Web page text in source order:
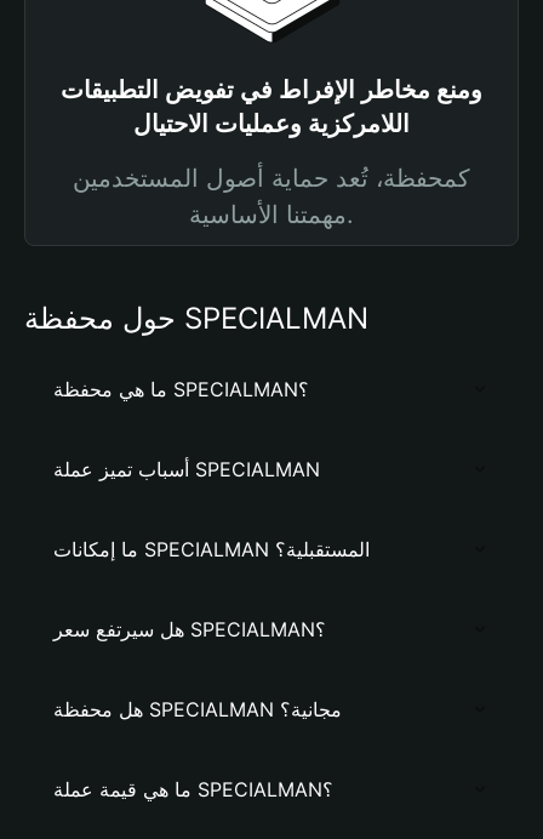
ومنع مخاطر الإفراط في تفويض التطبيقات
اللامركزية وعمليات الاحتيال
كمحفظة، تُعد حماية أصول المستخدمين
مهمتنا الأساسية.
حول محفظة SPECIALMAN
ما هي محفظة SPECIALMAN؟
أسباب تميز عملة SPECIALMAN
ما إمكانات SPECIALMAN المستقبلية؟
هل سيرتفع سعر SPECIALMAN؟
هل محفظة SPECIALMAN مجانية؟
ما هي قيمة عملة SPECIALMAN؟